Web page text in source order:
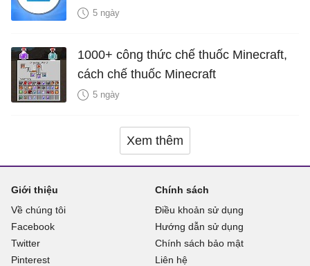
5 ngày
1000+ công thức chế thuốc Minecraft,
cách chế thuốc Minecraft
5 ngày
Xem thêm
Giới thiệu
Về chúng tôi
Facebook
Twitter
Pinterest
Chính sách
Điều khoản sử dụng
Hướng dẫn sử dụng
Chính sách bảo mật
Liên hệ